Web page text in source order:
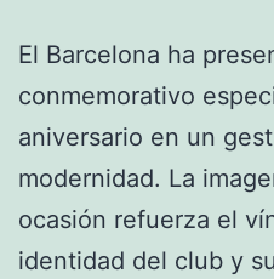
El Barcelona ha
conmemorativo
aniversario en un
modernidad. La
ocasión refuerza el
identidad del club y